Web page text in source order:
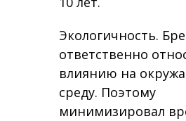
Экологичность.
ответственно
влиянию на
среду. Поэтому
минимизировал